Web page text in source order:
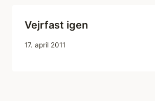
Vejrfast igen
17. april 2011